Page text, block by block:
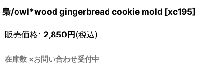
梟/owl*wood gingerbread cookie mold [xc195]
販売価格: 2,850円(税込)
在庫数 ×お問い合わせ受付中